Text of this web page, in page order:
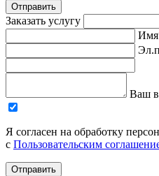
Отправить
Заказать услугу
Ваш
Я согласен на обработку
с Пользовательским
Отправить